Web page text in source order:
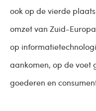
ook op de vierde
omzet van Zuid-
op
aankomen, op de voet
goederen en